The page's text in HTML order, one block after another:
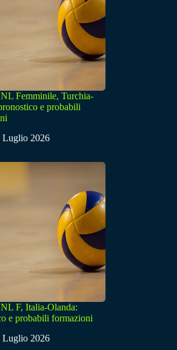
Femminile, Turchia-
e probabili
Luglio 2026
F, Italia-Olanda:
e probabili formazioni
Luglio 2026